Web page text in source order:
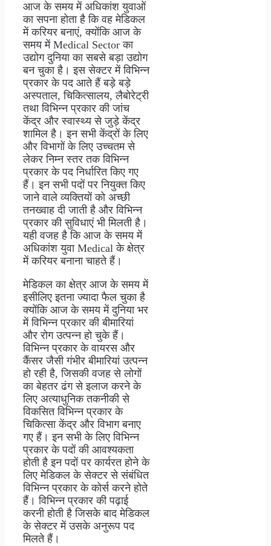
आज के समय में अधिकांश युवाओं
का सपना होता है कि वह मेडिकल
में करियर बनाएं, क्योंकि आज के
समय में Medical Sector का
उद्योग दुनिया का सबसे बड़ा उद्योग
बन चुका है। इस सेक्टर में विभिन्न
प्रकार के पद आते हैं बड़े बड़े
अस्पताल, चिकित्सालय, लैबोरेट्री
तथा विभिन्न प्रकार की जांच
केंद्र और स्वास्थ्य से जुड़े केंद्र
शामिल है। इन सभी केंद्रों के लिए
और विभागों के लिए उच्चतम से
लेकर निम्न स्तर तक विभिन्न
प्रकार के पद निर्धारित किए गए
हैं। इन सभी पदों पर नियुक्त किए
जाने वाले व्यक्तियों को अच्छी
तनख्वाह दी जाती है और विभिन्न
प्रकार की सुविधाएं भी मिलती है।
यही वजह है कि आज के समय में
अधिकांश युवा Medical के क्षेत्र
में करियर बनाना चाहते हैं।
मेडिकल का क्षेत्र आज के समय में
इसीलिए इतना ज्यादा फैल चुका है
क्योंकि आज के समय में दुनिया भर
में विभिन्न प्रकार की बीमारियां
और रोग उत्पन्न हो चुके हैं।
विभिन्न प्रकार के वायरस और
कैंसर जैसी गंभीर बीमारियां उत्पन्न
हो रही है, जिसकी वजह से लोगों
का बेहतर ढंग से इलाज करने के
लिए अत्याधुनिक तकनीकी से
विकसित विभिन्न प्रकार के
चिकित्सा केंद्र और विभाग बनाए
गए हैं। इन सभी के लिए विभिन्न
प्रकार के पदों की आवश्यकता
होती है इन पदों पर कार्यरत होने के
लिए मेडिकल के सेक्टर से संबंधित
विभिन्न प्रकार के कोर्स करने होते
हैं। विभिन्न प्रकार की पढ़ाई
करनी होती है जिसके बाद मेडिकल
के सेक्टर में उसके अनुरूप पद
मिलते हैं।